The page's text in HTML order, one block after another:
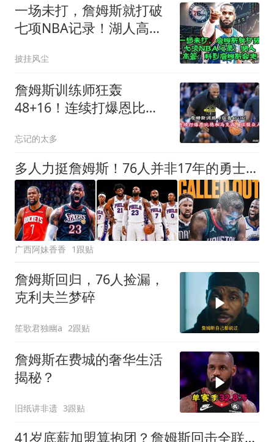
一场未打，詹姆斯就打破
七项NBA记录！湖人高
披挂风尘
詹姆斯训练师狂轰
48+16！连续打爆恩比德
忘记的太多
多人力挺詹姆斯！76人并非17年的勇士，他也没像杜兰特巅峰投敌
广西阿妹香香 1跟贴
詹姆斯回归，76人捡漏，
克利夫兰梦碎
笙歌君独幽a 2跟贴
詹姆斯在费城的奢华生活
揭秘？
旧纸讲非遗 3跟贴
41岁底薪加盟算抱团？詹姆斯回击全联盟：你们不懂我在追什么？